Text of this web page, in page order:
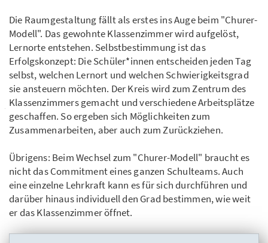
Die Raumgestaltung fällt als erstes ins Auge beim "Churer-
Modell". Das gewohnte Klassenzimmer wird aufgelöst,
Lernorte entstehen. Selbstbestimmung ist das
Erfolgskonzept: Die Schüler*innen entscheiden jeden Tag
selbst, welchen Lernort und welchen Schwierigkeitsgrad
sie ansteuern möchten. Der Kreis wird zum Zentrum des
Klassenzimmers gemacht und verschiedene Arbeitsplätze
geschaffen. So ergeben sich Möglichkeiten zum
Zusammenarbeiten, aber auch zum Zurückziehen.
Übrigens: Beim Wechsel zum "Churer-Modell" braucht es
nicht das Commitment eines ganzen Schulteams. Auch
eine einzelne Lehrkraft kann es für sich durchführen und
darüber hinaus individuell den Grad bestimmen, wie weit
er das Klassenzimmer öffnet.